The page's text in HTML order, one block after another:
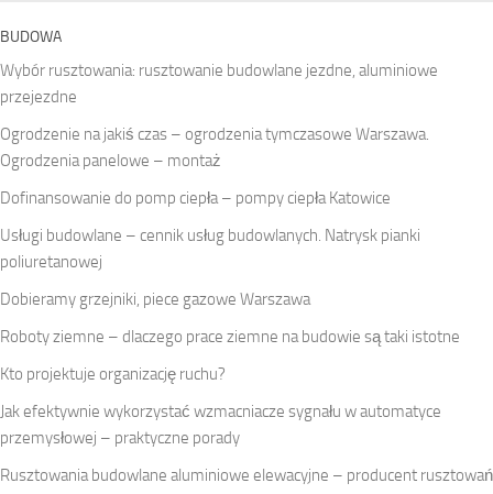
BUDOWA
Wybór rusztowania: rusztowanie budowlane jezdne, aluminiowe
przejezdne
Ogrodzenie na jakiś czas – ogrodzenia tymczasowe Warszawa.
Ogrodzenia panelowe – montaż
Dofinansowanie do pomp ciepła – pompy ciepła Katowice
Usługi budowlane – cennik usług budowlanych. Natrysk pianki
poliuretanowej
Dobieramy grzejniki, piece gazowe Warszawa
Roboty ziemne – dlaczego prace ziemne na budowie są taki istotne
Kto projektuje organizację ruchu?
Jak efektywnie wykorzystać wzmacniacze sygnału w automatyce
przemysłowej – praktyczne porady
Rusztowania budowlane aluminiowe elewacyjne – producent rusztowań